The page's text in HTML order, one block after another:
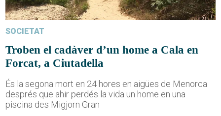
SOCIETAT
Troben el cadàver d’un home a Cala en
Forcat, a Ciutadella
És la segona mort en 24 hores en aigües de Menorca
després que ahir perdés la vida un home en una
piscina des Migjorn Gran